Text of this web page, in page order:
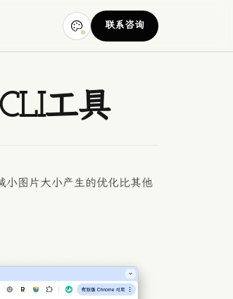
联系咨询
工具
小图片大小产生的优化比其他